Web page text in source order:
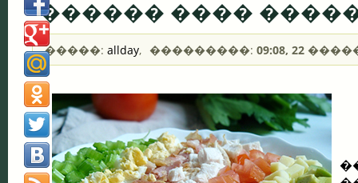
������ ����
�����: allday, ���������: 09:08, 22